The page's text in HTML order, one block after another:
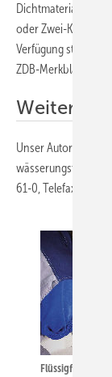
Dicht­materialien
oder Zwei-
Verfügung stehen.
ZDB-Merkblatt
Weitere
Unser Autor Patrick
wässerungstechnik
61-0, Telefax (0 27
Flüssigfolie